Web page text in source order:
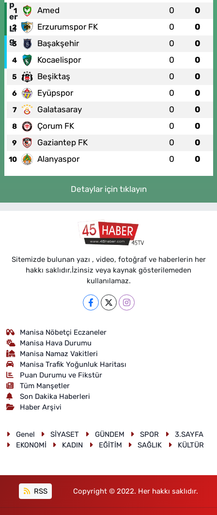
1 Amed 0 0
2 Erzurumspor FK 0 0
3 Başakşehir 0 0
4 Kocaelispor 0 0
5 Beşiktaş 0 0
6 Eyüpspor 0 0
7 Galatasaray 0 0
8 Çorum FK 0 0
9 Gaziantep FK 0 0
10 Alanyaspor 0 0
Detaylar için tıklayın
Sitemizde bulunan yazı , video, fotoğraf ve haberlerin her
hakkı saklıdır.İzinsiz veya kaynak gösterilemeden
kullanılamaz.
Manisa Nöbetçi Eczaneler
Manisa Hava Durumu
Manisa Namaz Vakitleri
Manisa Trafik Yoğunluk Haritası
Puan Durumu ve Fikstür
Tüm Manşetler
Son Dakika Haberleri
Haber Arşivi
Genel SİYASET GÜNDEM SPOR
3.SAYFA
EKONOMİ
KADIN EĞİTİM SAĞLIK KÜLTÜR
RSS Copyright © 2022. Her hakkı saklıdır.